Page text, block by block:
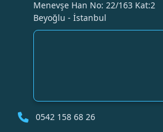
Menevşe Han No: 22/163 Kat:2
Beyoğlu - İstanbul
0542 158 68 26